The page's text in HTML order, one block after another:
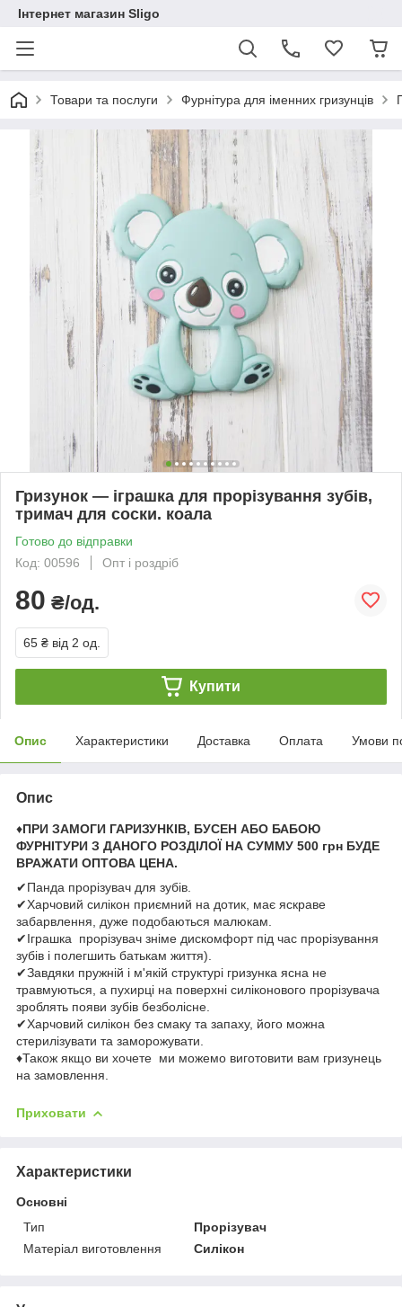
Інтернет магазин Sligo
Товари та послуги Фурнітура для іменних гризунців
Гризунок — іграшка для прорізування зубів,
тримач для соски. коала
Готово до відправки
Код: 00596
Опт і роздріб
80 ₴/од.
65 ₴ від 2 од.
Купити
Опис Характеристики Доставка Оплата Умови
Опис
♦ПРИ ЗАМОГИ ГАРИЗУНКІВ, БУСЕН АБО БАБОЮ
ФУРНІТУРИ З ДАНОГО РОЗДІЛОЇ НА СУММУ 500 грн БУДЕ
ВРАЖАТИ ОПТОВА ЦЕНА.
✔Панда прорізувач для зубів.
✔Харчовий силікон приємний на дотик, має яскраве
забарвлення, дуже подобаються малюкам.
✔Іграшка прорізувач зніме дискомфорт під час прорізування
зубів і полегшить батькам життя).
✔Завдяки пружній і м'якій структурі гризунка ясна не
травмуються, а пухирці на поверхні силіконового прорізувача
зроблять появи зубів безболісне.
✔Харчовий силікон без смаку та запаху, його можна
стерилізувати та заморожувати.
♦Також якщо ви хочете ми можемо виготовити вам гризунець
на замовлення.
Приховати
Характеристики
Основні
Тип
Прорізувач
Матеріал виготовлення
Силікон